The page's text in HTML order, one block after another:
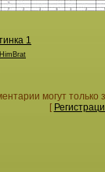
1
HimBrat
могут только
[